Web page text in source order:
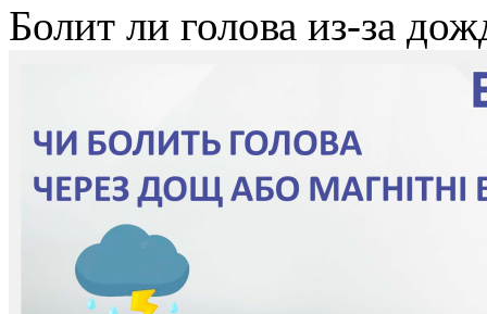
Болит ли голова из-за